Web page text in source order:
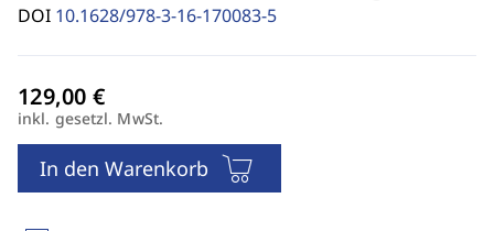
DOI 10.1628/978-3-16-170083-5
inkl. gesetzl. MwSt.
In den Warenkorb